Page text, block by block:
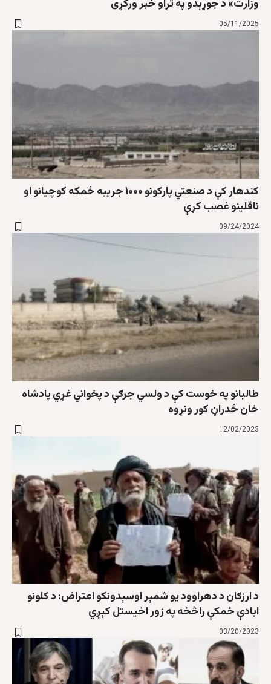
وزارت» د جوړېدو په تړاو خبر ورکړی
05/11/2025
کندهار کې د صنعتي پارکونو ۱۰۰۰ جریبه ځمکه کوچیانو او
ناقلینو غصب کړې
09/24/2024
طالبانو په خوست کې د ولسي جرګې د پخواني غړي پادشاه
خان ځدراڼ کور ونړوه
12/02/2023
د ارزګان د دهراوود یو شمېر اوسېدونکو اعتراض: د کلونو
ابادې ځمکې راڅخه په زور اخیستل کېږي
03/20/2023